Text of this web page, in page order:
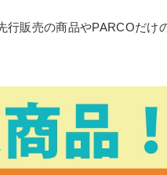
販売の商品やPARCOだけ